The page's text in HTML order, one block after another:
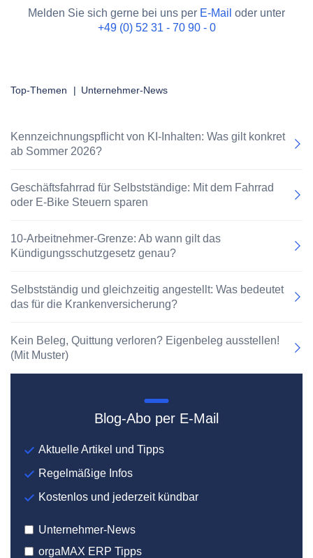
Melden Sie sich gerne bei uns per E-Mail oder unter
+49 (0) 52 31 - 70 90 - 0
Top-Themen | Unternehmer-News
Kennzeichnungspflicht von KI-Inhalten: Was gilt konkret
ab Sommer 2026?
Geschäftsfahrrad für Selbstständige: Mit dem Fahrrad
oder E-Bike Steuern sparen
10-Arbeitnehmer-Grenze: Ab wann gilt das
Kündigungsschutzgesetz genau?
Selbstständig und gleichzeitig angestellt: Was bedeutet
das für die Krankenversicherung?
Kein Beleg, Quittung verloren? Eigenbeleg ausstellen!
(Mit Muster)
Blog-Abo per E-Mail
Aktuelle Artikel und Tipps
Regelmäßige Infos
Kostenlos und jederzeit kündbar
Unternehmer-News
orgaMAX ERP Tipps